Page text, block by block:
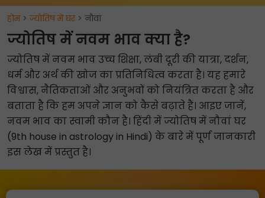
होम>ज्योतिष में घर> नौवां
ज्योतिष में नवम भाव क्या है?
ज्योतिष में नवम भाव उच्च शिक्षा, लंबी दूरी की यात्रा, दर्शन,
धर्म और अर्थ की खोज का प्रतिनिधित्व करता है। यह हमारे
विश्वास, नैतिकताओं और अनुभवों को नियंत्रित करता है और
बताता है कि हम अपने ज्ञान को कैसे बढ़ाते हैं। आइए जानें,
नवम भाव का स्वामी कौन है। हिंदी में ज्योतिष में नौवां घर
(9th house in astrology in Hindi) के बारे में पूर्ण जानकारी
इस लेख में प्रस्तुत है।